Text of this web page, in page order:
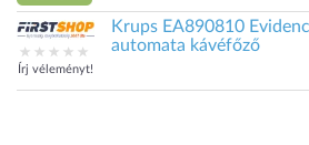
Írj véleményt!
Krups EA890810
automata kávéfőző